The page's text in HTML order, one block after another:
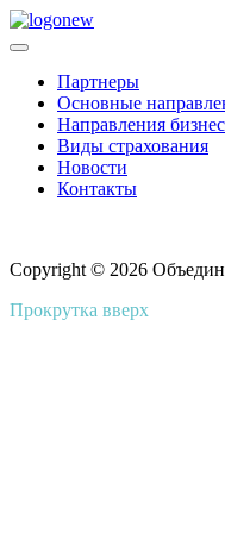
Партнеры
Основные
Направления
Виды страхования
Новости
Контакты
Copyright © 2026
Прокрутка вверх